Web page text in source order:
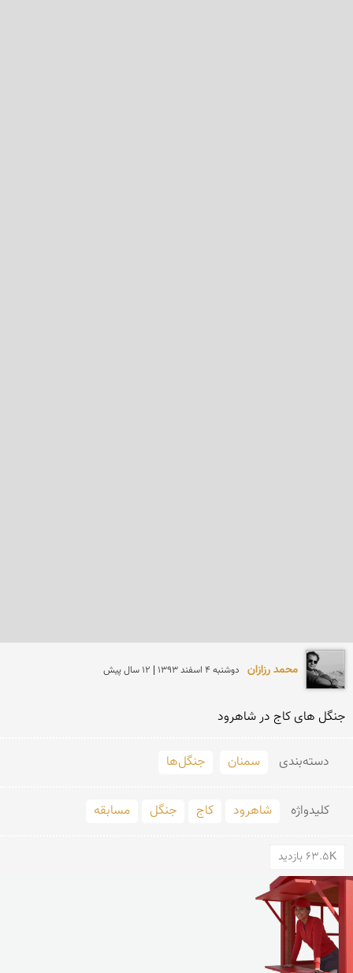
محمد رزازان دوشنبه 4 اسفند 1393 | 12 سال پیش
جنگل های کاج در شاهرود
دسته‌بندی سمنان جنگل‌ها
کلید‌واژه شاهرود کاج جنگل مسابقه
63.5K بازدید